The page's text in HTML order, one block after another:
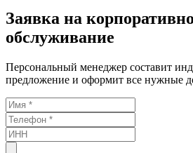
Заявка на
обслуживание
Персональный менеджер составит
предложение и оформит все нужные